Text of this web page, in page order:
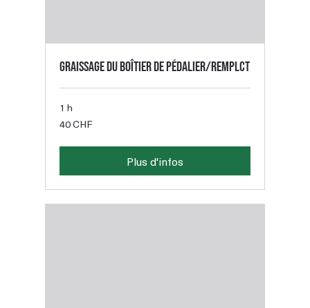
Graissage du boîtier de pédalier/remplct
1 h
40
francs
40 CHF
Plus d'infos